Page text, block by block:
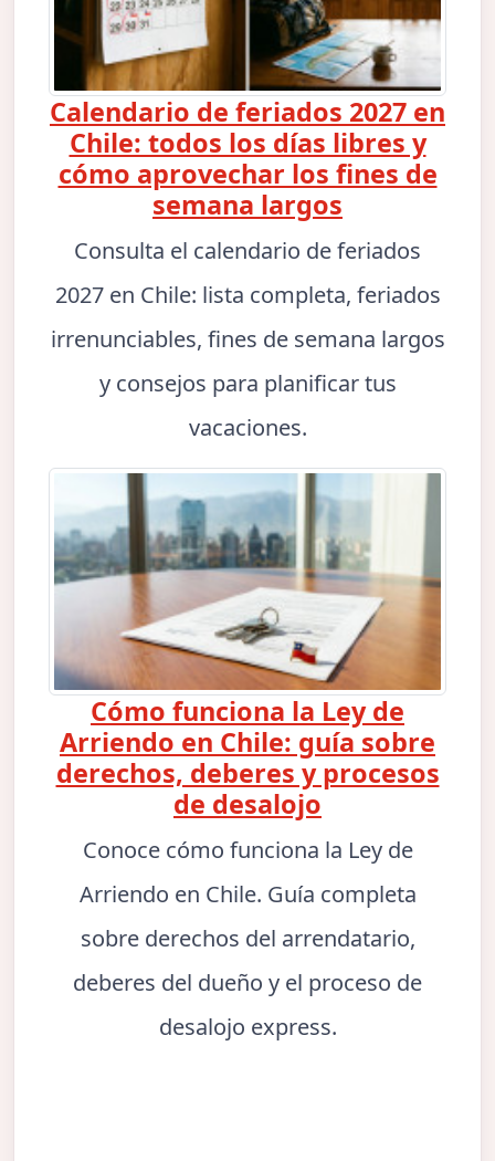
Calendario de feriados 2027 en
Chile: todos los días libres y
cómo aprovechar los fines de
semana largos
Consulta el calendario de feriados
2027 en Chile: lista completa, feriados
irrenunciables, fines de semana largos
y consejos para planificar tus
vacaciones.
Cómo funciona la Ley de
Arriendo en Chile: guía sobre
derechos, deberes y procesos
de desalojo
Conoce cómo funciona la Ley de
Arriendo en Chile. Guía completa
sobre derechos del arrendatario,
deberes del dueño y el proceso de
desalojo express.